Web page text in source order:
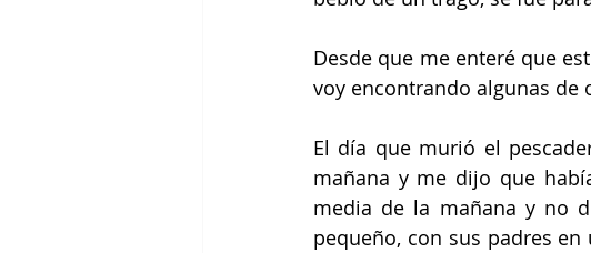
Desde que me enteré que
voy encontrando algunas de
El día que murió el
mañana y me dijo que
media de la mañana y no
pequeño, con sus padres